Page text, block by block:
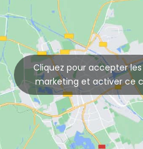
Cliquez pour accepter
marketing et activer ce